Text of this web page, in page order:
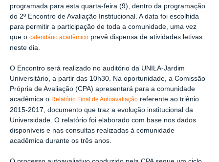
programada para esta quarta-feira (9), dentro da programação
do 2º Encontro de Avaliação Institucional. A data foi escolhida
para permitir a participação de toda a comunidade, uma vez
que o calendário acadêmico prevê dispensa de atividades letivas
neste dia.
O Encontro será realizado no auditório da UNILA-Jardim
Universitário, a partir das 10h30. Na oportunidade, a Comissão
Própria de Avaliação (CPA) apresentará para a comunidade
acadêmica o Relatório Final de Autoavaliação referente ao triênio
2015-2017, documento que traz a evolução institucional da
Universidade. O relatório foi elaborado com base nos dados
disponíveis e nas consultas realizadas à comunidade
acadêmica durante os três anos.